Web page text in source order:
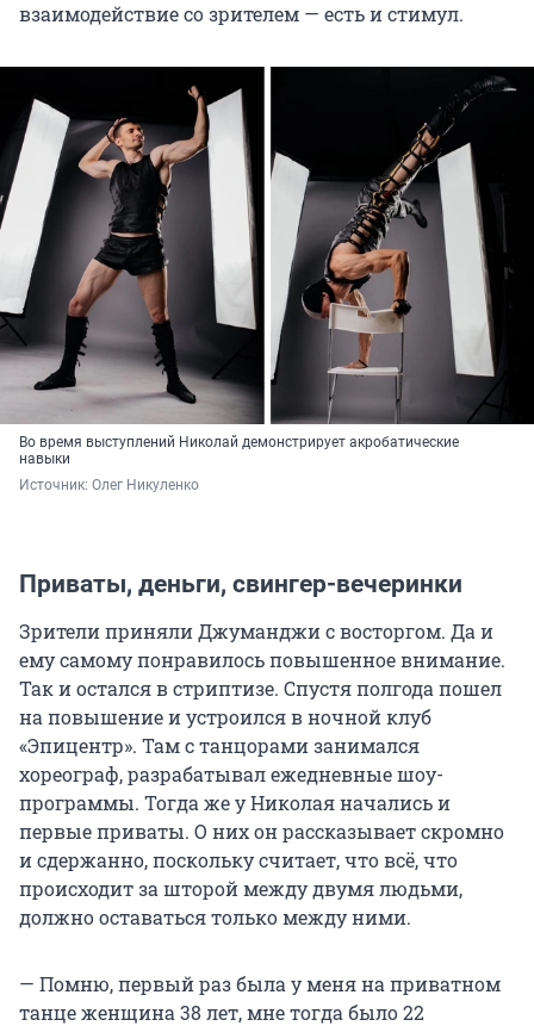
взаимодействие со зрителем — есть и стимул.
Во время выступлений Николай демонстрирует акробатические
навыки
Источник: Олег Никуленко
Приваты, деньги, свингер-вечеринки
Зрители приняли Джуманджи с восторгом. Да и
ему самому понравилось повышенное внимание.
Так и остался в стриптизе. Спустя полгода пошел
на повышение и устроился в ночной клуб
«Эпицентр». Там с танцорами занимался
хореограф, разрабатывал ежедневные шоу-
программы. Тогда же у Николая начались и
первые приваты. О них он рассказывает скромно
и сдержанно, поскольку считает, что всё, что
происходит за шторой между двумя людьми,
должно оставаться только между ними.
— Помню, первый раз была у меня на приватном
танце женщина 38 лет, мне тогда было 22